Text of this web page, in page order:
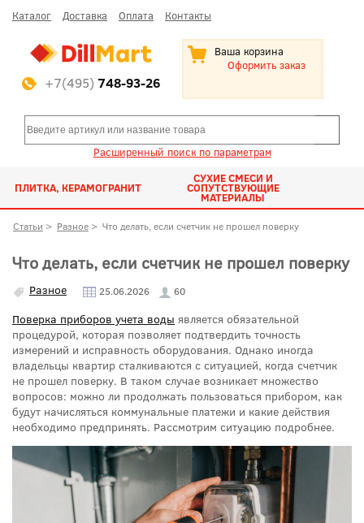
Каталог Доставка Оплата Контакты
+7(495) 748-93-26
Ваша корзина
Оформить заказ
Расширенный поиск по параметрам
ПЛИТКА, КЕРАМОГРАНИТ
СУХИЕ СМЕСИ И
СОПУТСТВУЮЩИЕ
МАТЕРИАЛЫ
Статьи > Разное > Что делать, если счетчик не прошел поверку
Что делать, если счетчик не прошел поверку
Разное 25.06.2026 60
Поверка приборов учета воды является обязательной
процедурой, которая позволяет подтвердить точность
измерений и исправность оборудования. Однако иногда
владельцы квартир сталкиваются с ситуацией, когда счетчик
не прошел поверку. В таком случае возникает множество
вопросов: можно ли продолжать пользоваться прибором, как
будут начисляться коммунальные платежи и какие действия
необходимо предпринять. Рассмотрим ситуацию подробнее.